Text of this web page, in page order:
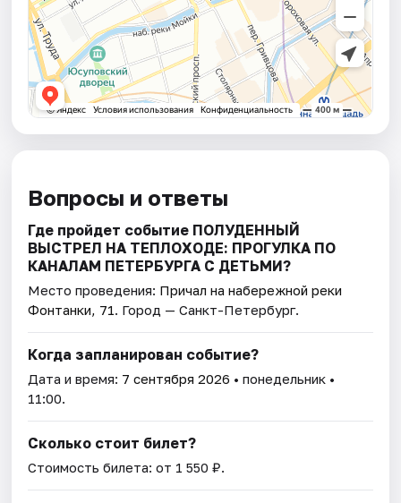
Вопросы и ответы
Где пройдет событие ПОЛУДЕННЫЙ
ВЫСТРЕЛ НА ТЕПЛОХОДЕ: ПРОГУЛКА ПО
КАНАЛАМ ПЕТЕРБУРГА С ДЕТЬМИ?
Место проведения: Причал на набережной реки
Фонтанки, 71. Город — Санкт-Петербург.
Когда запланирован событие?
Дата и время: 7 сентября 2026 • понедельник •
11:00.
Сколько стоит билет?
Стоимость билета: от 1 550 ₽.